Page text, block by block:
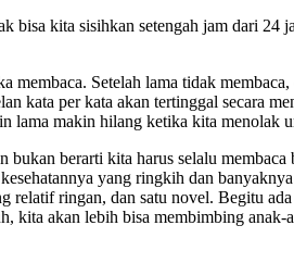
kita sisihkan setengah jam dari
Setelah lama tidak
kata per kata akan tertinggal secara
makin hilang ketika kita menolak
berarti kita harus selalu
yang ringkih dan
ringan, dan satu novel. Begitu
akan lebih bisa membimbing